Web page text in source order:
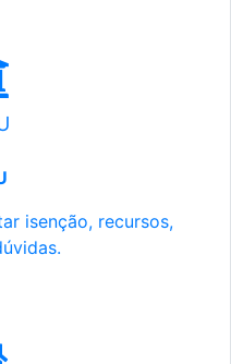
isenção, recursos,